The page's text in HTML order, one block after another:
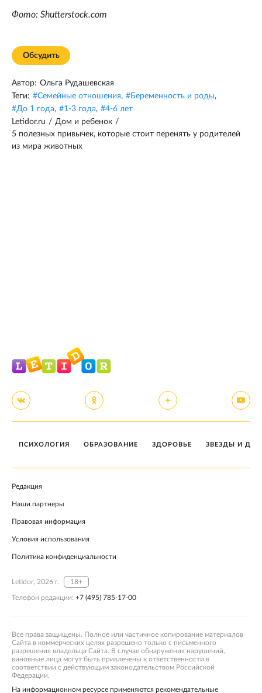
Фото: Shutterstock.com
Обсудить
Автор: Ольга Рудашевская
Теги: #Семейные отношения, #Беременность и роды,
#До 1 года, #1-3 года, #4-6 лет
Letidor.ru / Дом и ребенок /
5 полезных привычек, которые стоит перенять у родителей
из мира животных
ПСИХОЛОГИЯ ОБРАЗОВАНИЕ ЗДОРОВЬЕ ЗВЕЗДЫ И
Редакция
Наши партнеры
Правовая информация
Условия использования
Политика конфиденциальности
Letidor, 2026 г. 18+
Телефон редакции: +7 (495) 785-17-00
Все права защищены. Полное или частичное копирование материалов
Сайта в коммерческих целях разрешено только с письменного
разрешения владельца Сайта. В случае обнаружения нарушений,
виновные лица могут быть привлечены к ответственности в
соответствии с действующим законодательством Российской
Федерации.
На информационном ресурсе применяются рекомендательные